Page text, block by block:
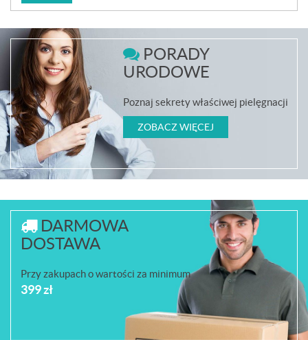
PORADY
URODOWE
Poznaj sekrety właściwej pielęgnacji
ZOBACZ WIĘCEJ
DARMOWA
DOSTAWA
Przy zakupach o wartości za minimum
399 zł